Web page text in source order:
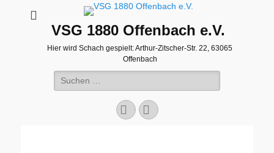
VSG 1880 Offenbach e.V.
Hier wird Schach gespielt: Arthur-Zitscher-Str. 22, 63065
Offenbach
Suche
nach:
FacebookWordPress